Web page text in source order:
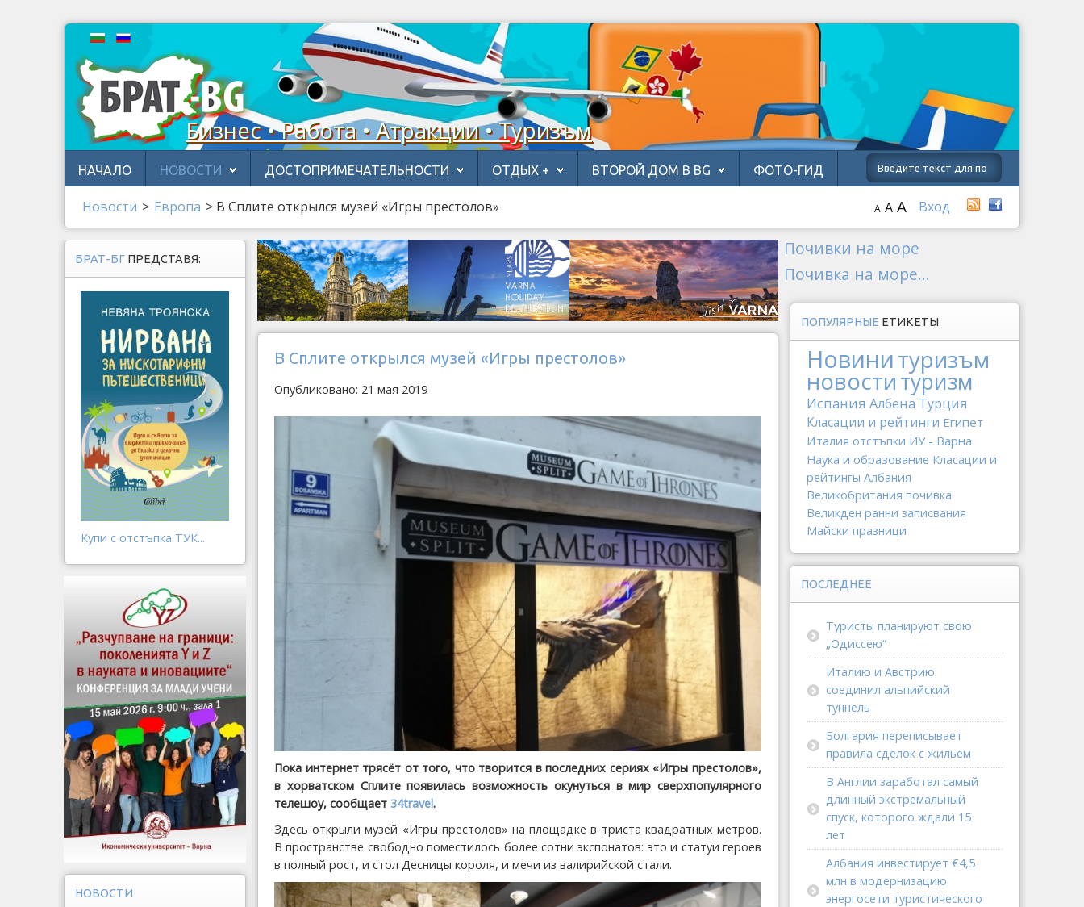
Бизнес • Работа • Атракции • Туризъм
НАЧАЛО НОВОСТИ ДОСТОПРИМЕЧАТЕЛЬНОСТИ ОТДЫХ + ВТОРОЙ ДОМ В BG ФОТО-ГИД
Новости > Европа > В Сплите открылся музей «Игры престолов» Вход
A A A
В Сплите открылся музей «Игры престолов»
Опубликовано: 21 мая 2019
Пока интернет трясёт от того, что творится в последних сериях «Игры престолов»,
в хорватском Сплите появилась возможность окунуться в мир сверхпопулярного
телешоу, сообщает 34travel.
Здесь открыли музей «Игры престолов» на площадке в триста квадратных метров.
В пространстве свободно поместилось более сотни экспонатов: это и статуи героев
в полный рост, и стол Десницы короля, и мечи из валирийской стали.
БРАТ-БГ ПРЕДСТАВЯ:
Купи с отстъпка ТУК...
НОВОСТИ
Почивки на море
Почивка на море...
ПОПУЛЯРНЫЕ ЕТИКЕТЫ
Новинитуризъм
новоституризм
Испания Албена Турция
Класации и рейтинги Египет
Италия отстъпки ИУ - Варна
Наука и образование Класации и
рейтингы Албания
Великобритания почивка
Великден ранни записвания
Майски празници
ПОСЛЕДНЕЕ
Туристы планируют свою
„Одиссею“
Италию и Австрию
соединил альпийский
туннель
Болгария переписывает
правила сделок с жильём
В Англии заработал самый
длинный экстремальный
спуск, которого ждали 15
лет
Албания инвестирует €4,5
млн в модернизацию
энергосети туристического